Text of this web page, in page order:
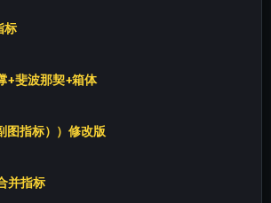
标
+斐波那契+箱体
图指标））修改版
并指标